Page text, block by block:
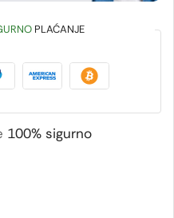
PLAĆANJE
100% sigurno